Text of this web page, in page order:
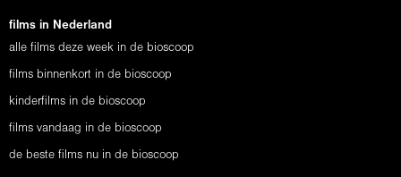
films in Nederland
alle films deze week in de bioscoop
films binnenkort in de bioscoop
kinderfilms in de bioscoop
films vandaag in de bioscoop
de beste films nu in de bioscoop